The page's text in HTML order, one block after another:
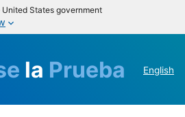
States government
la Prueba English